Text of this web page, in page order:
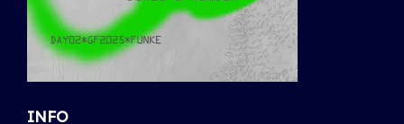
INFO